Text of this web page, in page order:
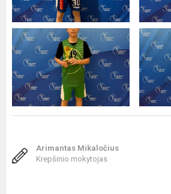
Arimantas Mikaločius
Krepšinio mokytojas